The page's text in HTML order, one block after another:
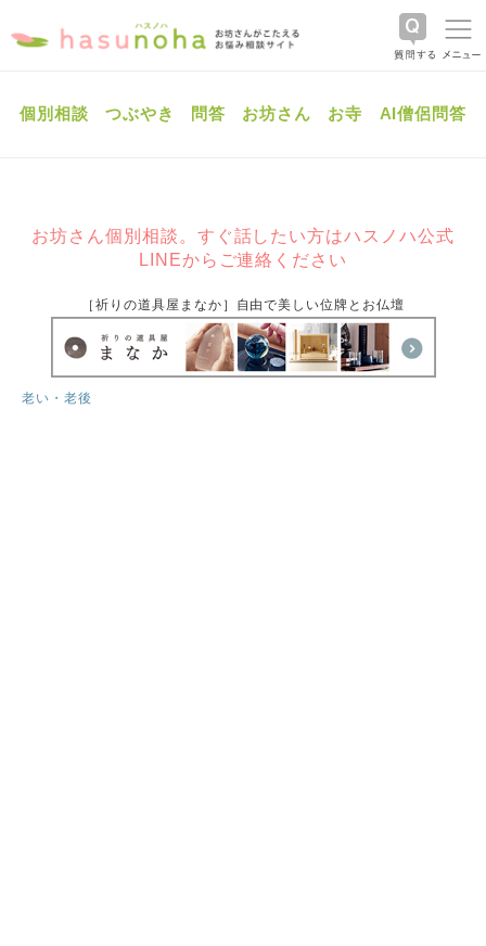
個別相談 つぶやき 問答 お坊さん お寺 AI僧侶問答
お坊さん個別相談。すぐ話したい方はハスノハ公式
LINEからご連絡ください
［祈りの道具屋まなか］自由で美しい位牌とお仏壇
老い・老後